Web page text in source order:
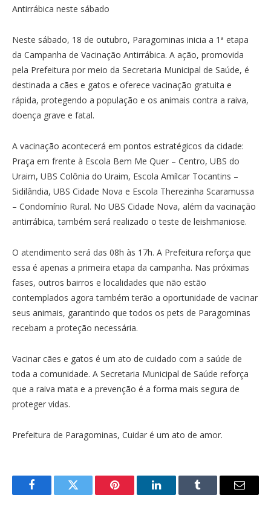
Antirrábica neste sábado
Neste sábado, 18 de outubro, Paragominas inicia a 1ª etapa
da Campanha de Vacinação Antirrábica. A ação, promovida
pela Prefeitura por meio da Secretaria Municipal de Saúde, é
destinada a cães e gatos e oferece vacinação gratuita e
rápida, protegendo a população e os animais contra a raiva,
doença grave e fatal.
A vacinação acontecerá em pontos estratégicos da cidade:
Praça em frente à Escola Bem Me Quer – Centro, UBS do
Uraim, UBS Colônia do Uraim, Escola Amílcar Tocantins –
Sidilândia, UBS Cidade Nova e Escola Therezinha Scaramussa
– Condomínio Rural. No UBS Cidade Nova, além da vacinação
antirrábica, também será realizado o teste de leishmaniose.
O atendimento será das 08h às 17h. A Prefeitura reforça que
essa é apenas a primeira etapa da campanha. Nas próximas
fases, outros bairros e localidades que não estão
contemplados agora também terão a oportunidade de vacinar
seus animais, garantindo que todos os pets de Paragominas
recebam a proteção necessária.
Vacinar cães e gatos é um ato de cuidado com a saúde de
toda a comunidade. A Secretaria Municipal de Saúde reforça
que a raiva mata e a prevenção é a forma mais segura de
proteger vidas.
Prefeitura de Paragominas, Cuidar é um ato de amor.
FacebookTwitter Pinterest LinkedInTumblr Email